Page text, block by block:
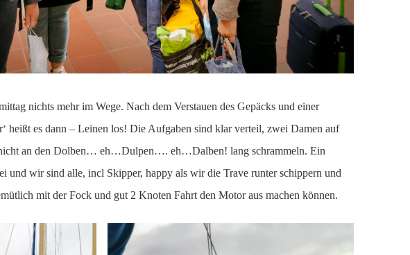
nichts mehr im Wege. Nach dem Verstauen des Gepäcks und einer
heißt es dann – Leinen los! Die Aufgaben sind klar verteil, zwei Damen auf
nicht an den Dolben… eh…Dulpen…. eh…Dalben! lang schrammeln. Ein
und wir sind alle, incl Skipper, happy als wir die Trave runter schippern und
mit der Fock und gut 2 Knoten Fahrt den Motor aus machen können.